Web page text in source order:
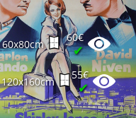
60x80cm
60€
✔
120x160cm
55€
✔